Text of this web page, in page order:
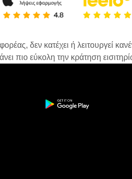
δεν κατέχει ή λειτουργεί
πιο εύκολη την κράτηση